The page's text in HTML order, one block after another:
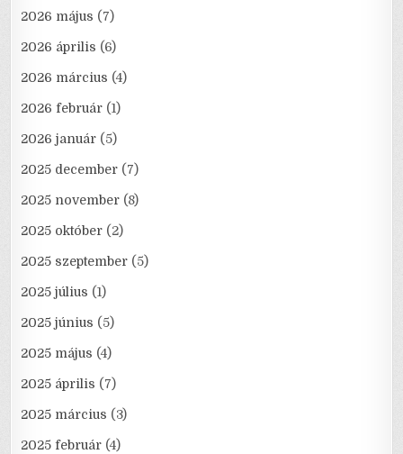
2026 május (7)
2026 április (6)
2026 március (4)
2026 február (1)
2026 január (5)
2025 december (7)
2025 november (8)
2025 október (2)
2025 szeptember (5)
2025 július (1)
2025 június (5)
2025 május (4)
2025 április (7)
2025 március (3)
2025 február (4)